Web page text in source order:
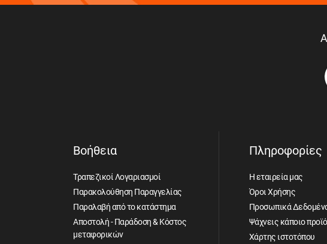
Βοήθεια
Τραπεζικοί Λογαριασμοί
Παρακολούθηση Παραγγελίας
Παραλαβή από το κατάστημα
Αποστολή - Παράδοση & Κόστος
μεταφορικών
Πληροφορίες
Η εταιρεία μας
Όροι Χρήσης
Προσωπικά
Ψάχνεις κάποιο
Χάρτης ιστοτόπου